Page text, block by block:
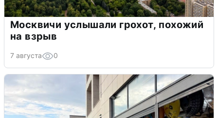
Москвичи услышали грохот, похожий
на взрыв
7 августа 0